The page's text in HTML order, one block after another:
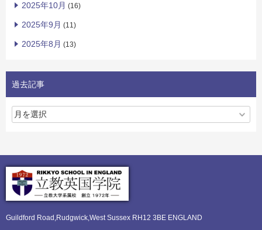
2025年10月 (16)
2025年9月 (11)
2025年8月 (13)
過去記事
Guildford Road,Rudgwick,West Sussex RH12 3BE ENGLAND